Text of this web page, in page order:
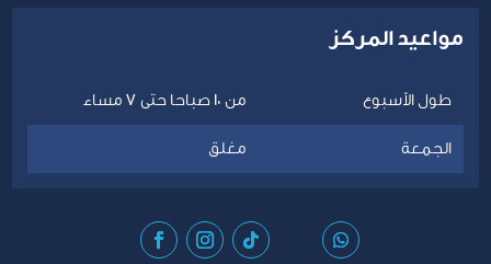
مواعيد المركز
طول الأسبوع من 10 صباحا حتى 7 مساء
الجمعة مغلق